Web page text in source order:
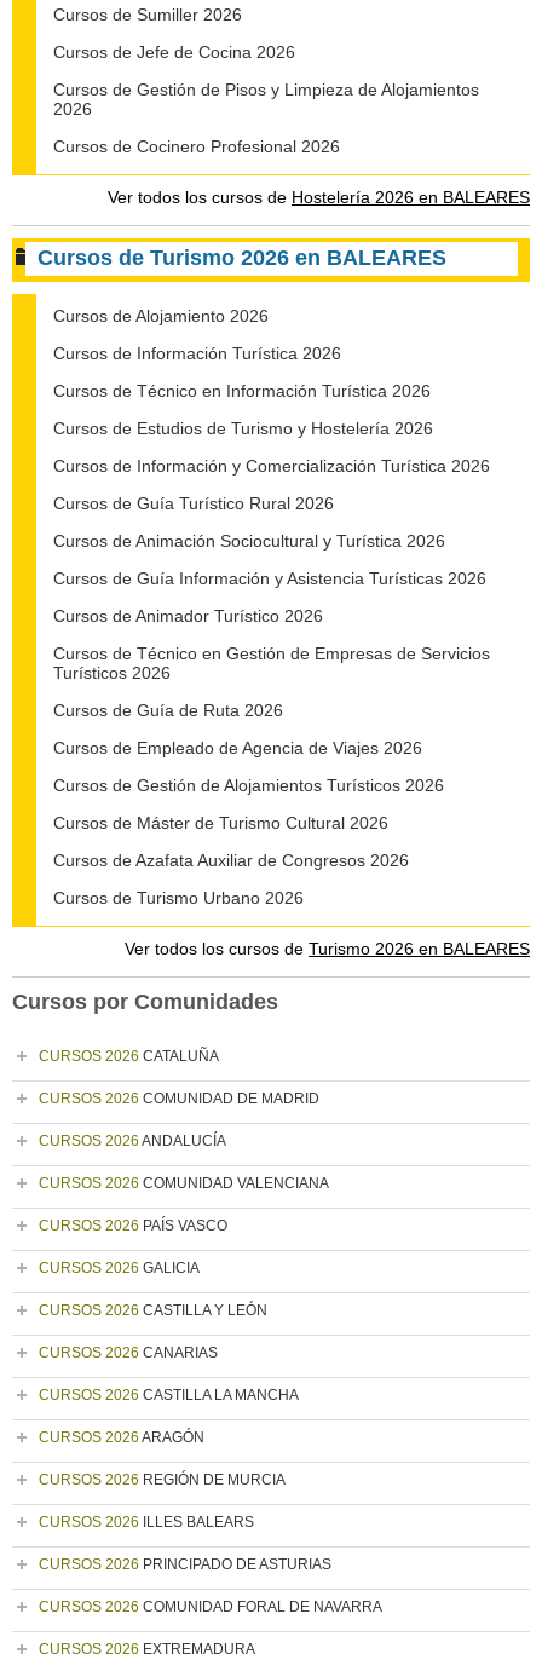
Cursos de Sumiller 2026
Cursos de Jefe de Cocina 2026
Cursos de Gestión de Pisos y Limpieza de Alojamientos
2026
Cursos de Cocinero Profesional 2026
Ver todos los cursos de Hostelería 2026 en BALEARES
Cursos de Turismo 2026 en BALEARES
Cursos de Alojamiento 2026
Cursos de Información Turística 2026
Cursos de Técnico en Información Turística 2026
Cursos de Estudios de Turismo y Hostelería 2026
Cursos de Información y Comercialización Turística 2026
Cursos de Guía Turístico Rural 2026
Cursos de Animación Sociocultural y Turística 2026
Cursos de Guía Información y Asistencia Turísticas 2026
Cursos de Animador Turístico 2026
Cursos de Técnico en Gestión de Empresas de Servicios
Turísticos 2026
Cursos de Guía de Ruta 2026
Cursos de Empleado de Agencia de Viajes 2026
Cursos de Gestión de Alojamientos Turísticos 2026
Cursos de Máster de Turismo Cultural 2026
Cursos de Azafata Auxiliar de Congresos 2026
Cursos de Turismo Urbano 2026
Ver todos los cursos de Turismo 2026 en BALEARES
Cursos por Comunidades
CURSOS 2026 CATALUÑA
CURSOS 2026 COMUNIDAD DE MADRID
CURSOS 2026 ANDALUCÍA
CURSOS 2026 COMUNIDAD VALENCIANA
CURSOS 2026 PAÍS VASCO
CURSOS 2026 GALICIA
CURSOS 2026 CASTILLA Y LEÓN
CURSOS 2026 CANARIAS
CURSOS 2026 CASTILLA LA MANCHA
CURSOS 2026 ARAGÓN
CURSOS 2026 REGIÓN DE MURCIA
CURSOS 2026 ILLES BALEARS
CURSOS 2026 PRINCIPADO DE ASTURIAS
CURSOS 2026 COMUNIDAD FORAL DE NAVARRA
CURSOS 2026 EXTREMADURA